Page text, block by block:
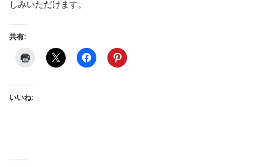
しみいただけます。
共有:
いいね: